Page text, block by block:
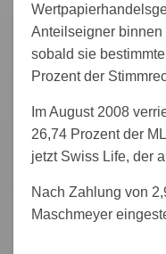
Anteilseigner binnen
sobald sie
Prozent der
Im August 2008
26,74 Prozent der
jetzt Swiss Life, der
Nach Zahlung von
Maschmeyer